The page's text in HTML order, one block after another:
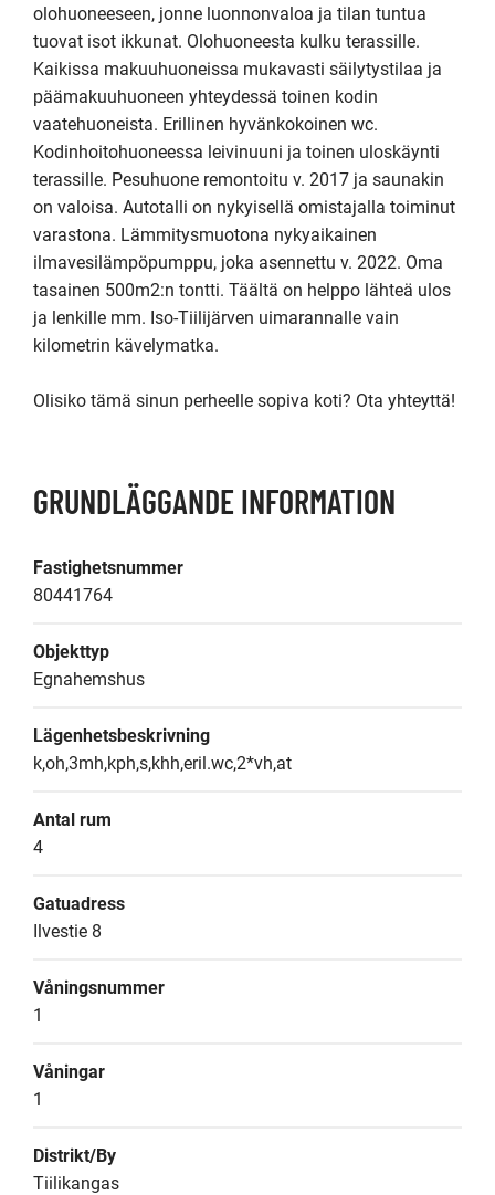
olohuoneeseen, jonne luonnonvaloa ja tilan tuntua
tuovat isot ikkunat. Olohuoneesta kulku terassille.
Kaikissa makuuhuoneissa mukavasti säilytystilaa ja
päämakuuhuoneen yhteydessä toinen kodin
vaatehuoneista. Erillinen hyvänkokoinen wc.
Kodinhoitohuoneessa leivinuuni ja toinen uloskäynti
terassille. Pesuhuone remontoitu v. 2017 ja saunakin
on valoisa. Autotalli on nykyisellä omistajalla toiminut
varastona. Lämmitysmuotona nykyaikainen
ilmavesilämpöpumppu, joka asennettu v. 2022. Oma
tasainen 500m2:n tontti. Täältä on helppo lähteä ulos
ja lenkille mm. Iso-Tiilijärven uimarannalle vain
kilometrin kävelymatka.
Olisiko tämä sinun perheelle sopiva koti? Ota yhteyttä!
GRUNDLÄGGANDE INFORMATION
Fastighetsnummer
80441764
Objekttyp
Egnahemshus
Lägenhetsbeskrivning
k,oh,3mh,kph,s,khh,eril.wc,2*vh,at
Antal rum
4
Gatuadress
Ilvestie 8
Våningsnummer
1
Våningar
1
Distrikt/By
Tiilikangas